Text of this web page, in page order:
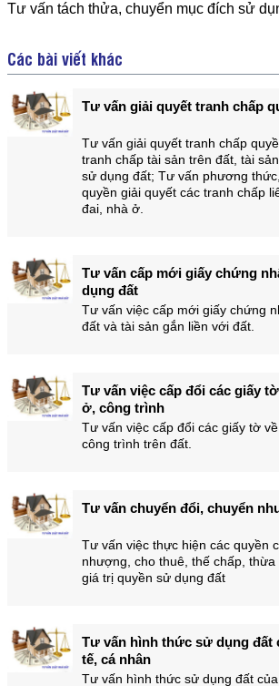
Tư vấn tách thửa, chuyển mục đích sử
Các bài viết khác
Tư vấn giải quyết tranh chấp
Tư vấn giải quyết tranh chấp
tranh chấp tài sản trên đất, tài
sử dụng đất; Tư vấn phương
quyền giải quyết các tranh chấp
đai, nhà ở.
Tư vấn cấp mới giấy chứng
dụng đất
Tư vấn việc cấp mới giấy chứng
đất và tài sản gắn liền với đất.
Tư vấn việc cấp đổi các giấy
ở, công trình
Tư vấn việc cấp đổi các giấy tờ
công trình trên đất.
Tư vấn chuyển đổi, chuyển
Tư vấn việc thực hiện các quyền
nhượng, cho thuê, thế chấp, thừa
giá trị quyền sử dụng đất
Tư vấn hình thức sử dụng đất
tế, cá nhân
Tư vấn hình thức sử dụng đất